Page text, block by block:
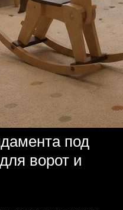
под
ворот и